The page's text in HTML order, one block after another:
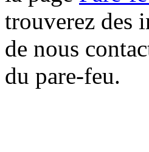
trouverez des
de nous
du pare-feu.